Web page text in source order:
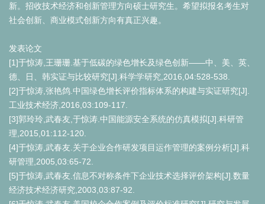
新。招收技术经济和创新管理方向硕士研究生。希望拟报名考生对
社会创新、商业模式创新方向有真正兴趣。
发表论文
[1]于惊涛,王珊珊.基于低碳的绿色增长及绿色创新——中、美、英、
德、日、韩实证与比较研究[J].科学学研究,2016,04:528-538.
[2]于惊涛,张艳鸽.中国绿色增长评价指标体系的构建与实证研究[J].
工业技术经济,2016,03:109-117.
[3]郭玲玲,武春友,于惊涛.中国能源安全系统的仿真模拟[J].科研管
理,2015,01:112-120.
[4]于惊涛,武春友.关于企业合作研发项目运作管理的案例分析[J].科
研管理,2005,03:65-72.
[5]于惊涛,武春友.信息不对称条件下企业技术选择评价架构[J].数量
经济技术经济研究,2003,03:87-92.